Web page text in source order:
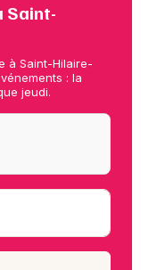
Saint-
à Saint-Hilaire-
: la
jeudi.